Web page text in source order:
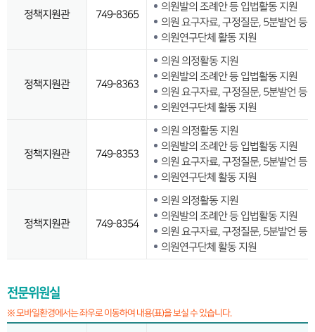
정책지원관 749-8365
의원발의 조례안 등 입법활동 지원
의원 요구자료, 구정질문, 5분발언 등
의원연구단체 활동 지원
정책지원관 749-8363
의원 의정활동 지원
의원발의 조례안 등 입법활동 지원
의원 요구자료, 구정질문, 5분발언 등
의원연구단체 활동 지원
정책지원관 749-8353
의원 의정활동 지원
의원발의 조례안 등 입법활동 지원
의원 요구자료, 구정질문, 5분발언 등
의원연구단체 활동 지원
정책지원관 749-8354
의원 의정활동 지원
의원발의 조례안 등 입법활동 지원
의원 요구자료, 구정질문, 5분발언 등
의원연구단체 활동 지원
전문위원실
※ 모바일환경에서는 좌우로 이동하여 내용(표)을 보실 수 있습니다.